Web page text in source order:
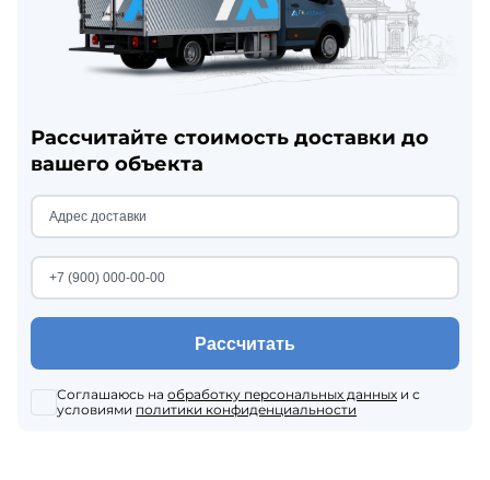
Рассчитайте стоимость доставки до
вашего объекта
Рассчитать
Соглашаюсь на обработку персональных данных и с
условиями политики конфиденциальности